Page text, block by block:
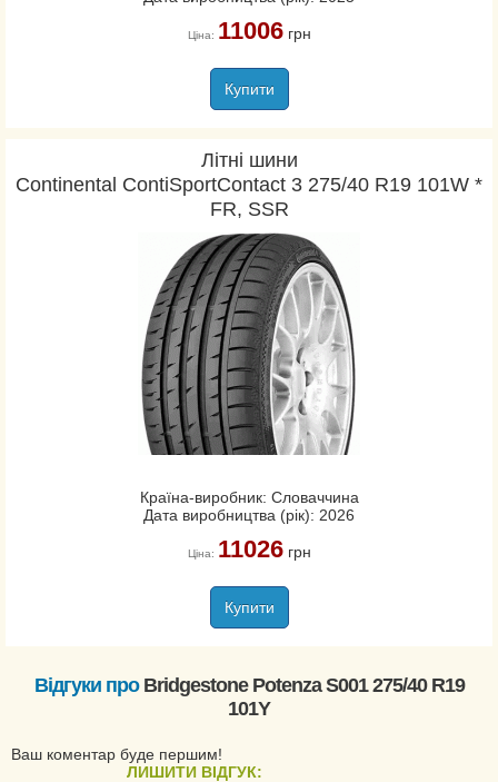
Ціна: 11006грн
Купити
Літні шини
Continental ContiSportContact 3 275/40 R19 101W *
FR, SSR
Країна-виробник: Словаччина
Дата виробництва (рік): 2026
Ціна: 11026грн
Купити
Відгуки про Bridgestone Potenza S001 275/40 R19
101Y
Ваш коментар буде першим!
ЛИШИТИ ВІДГУК: